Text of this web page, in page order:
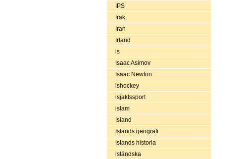
IPS
Irak
Iran
Irland
is
Isaac Asimov
Isaac Newton
ishockey
isjaktssport
islam
Island
Islands geografi
Islands historia
isländska